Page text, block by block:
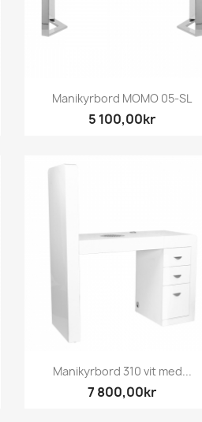
Snabbvy
Manikyrbord MOMO 05-SL
5 100,00kr
Snabbvy
Manikyrbord 310 vit med...
7 800,00kr